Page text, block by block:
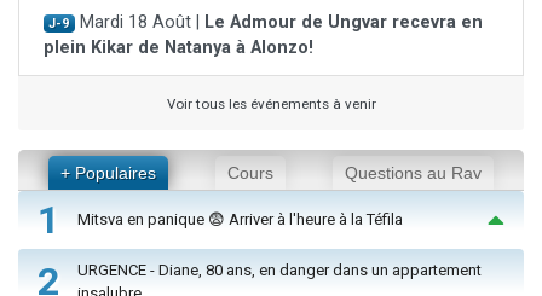
J-9 Mardi 18 Août |
Le Admour de Ungvar recevra en
plein Kikar de Natanya à Alonzo!
Voir tous les événements à venir
+ Populaires Cours Questions au Rav
1 Mitsva en panique 😨 Arriver à l'heure à la Téfila
2
URGENCE - Diane, 80 ans, en danger dans un appartement